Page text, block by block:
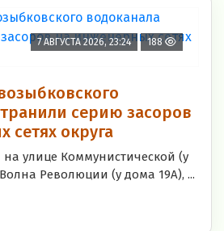
7 АВГУСТА 2026, 23:24 188
серию засоров
сетях округа
улице Коммунистической (у
Революции (у дома 19А), ...